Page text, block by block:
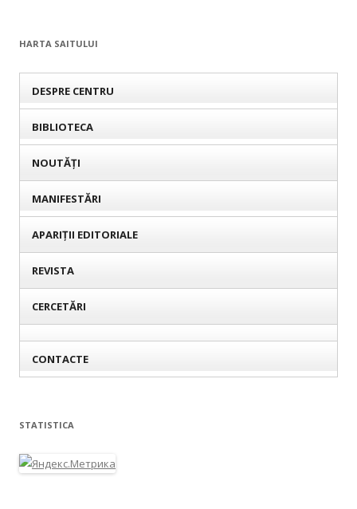
HARTA SAITULUI
DESPRE CENTRU
BIBLIOTECA
NOUTĂȚI
MANIFESTĂRI
APARIȚII EDITORIALE
REVISTA
CERCETĂRI
CONTACTE
STATISTICA